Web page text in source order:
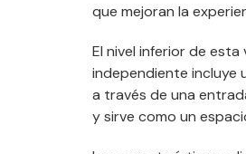
que mejoran la
El nivel inferior de
independiente incluye
a través de una
y sirve como un